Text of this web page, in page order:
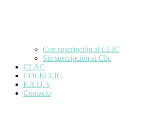
Con suscripción al CLIC
Sin suscripción al Clic
CLAC
COLECLIC
F.A.Q.’s
Contacto